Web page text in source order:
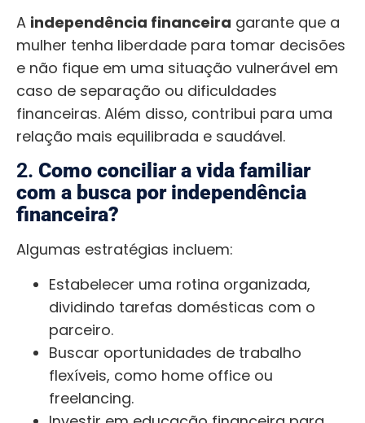
A independência financeira garante que a
mulher tenha liberdade para tomar decisões
e não fique em uma situação vulnerável em
caso de separação ou dificuldades
financeiras. Além disso, contribui para uma
relação mais equilibrada e saudável.
2. Como conciliar a vida familiar
com a busca por independência
financeira?
Algumas estratégias incluem:
Estabelecer uma rotina organizada,
dividindo tarefas domésticas com o
parceiro.
Buscar oportunidades de trabalho
flexíveis, como home office ou
freelancing.